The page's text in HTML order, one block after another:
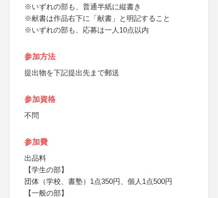
※いずれの部も、普通半紙に縦書き
※献書は作品右下に「献書」と明記すること
※いずれの部も、応募は一人10点以内
参加方法
提出物を下記提出先まで郵送
参加資格
不問
参加費
出品料
【学生の部】
団体（学校、書塾）1点350円、個人1点500円
【一般の部】